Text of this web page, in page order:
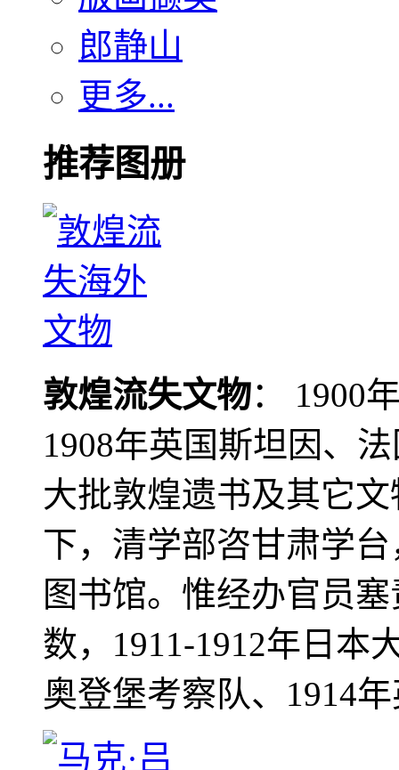
郎静山
更多...
推荐图册
敦煌流失文物： 1900
1908年英国斯坦因、
大批敦煌遗书及其它
下，清学部咨甘肃学
图书馆。惟经办官员
数，1911-1912年日本
奥登堡考察队、1914